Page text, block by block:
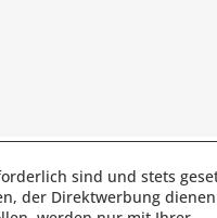
Christof Paul e.K. |
-28831 | E-Mail:
sind und stets
der Direktwerbung